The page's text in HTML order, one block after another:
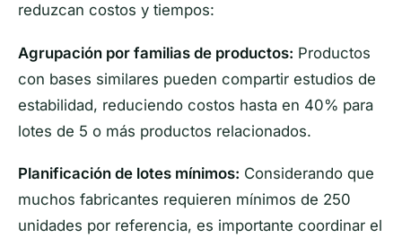
reduzcan costos y tiempos:
Agrupación por familias de productos: Productos
con bases similares pueden compartir estudios de
estabilidad, reduciendo costos hasta en 40% para
lotes de 5 o más productos relacionados.
Planificación de lotes mínimos: Considerando que
muchos fabricantes requieren mínimos de 250
unidades por referencia, es importante coordinar el